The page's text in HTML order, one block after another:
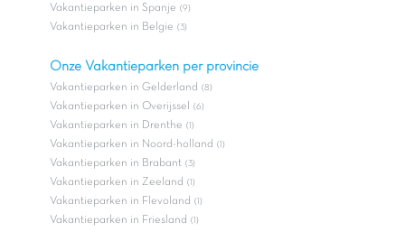
Vakantieparken in Spanje (9)
Vakantieparken in Belgie (3)
Onze Vakantieparken per provincie
Vakantieparken in Gelderland (8)
Vakantieparken in Overijssel (6)
Vakantieparken in Drenthe (1)
Vakantieparken in Noord-holland (1)
Vakantieparken in Brabant (3)
Vakantieparken in Zeeland (1)
Vakantieparken in Flevoland (1)
Vakantieparken in Friesland (1)